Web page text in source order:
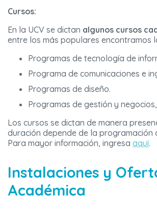
Cursos:
En la UCV se dictan algunos cursos
entre los más populares encontramos
Programas de tecnología de
Programa de comunicaciones e
Programas de diseño.
Programas de gestión y
Los cursos se dictan de manera
duración depende de la programación
Para mayor información, ingresa aquí.
Instalaciones y
Académica